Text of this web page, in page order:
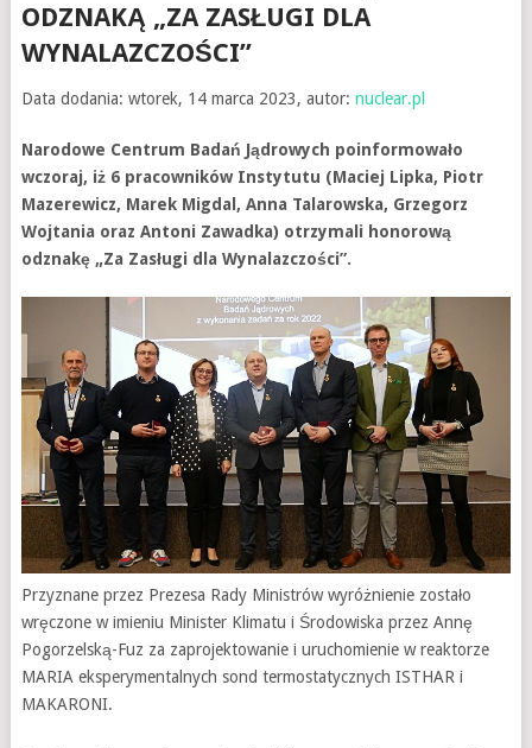
ODZNAKĄ „ZA ZASŁUGI DLA
WYNALAZCZOŚCI”
Data dodania: wtorek, 14 marca 2023, autor: nuclear.pl
Narodowe Centrum Badań Jądrowych poinformowało
wczoraj, iż 6 pracowników Instytutu (Maciej Lipka, Piotr
Mazerewicz, Marek Migdal, Anna Talarowska, Grzegorz
Wojtania oraz Antoni Zawadka) otrzymali honorową
odznakę „Za Zasługi dla Wynalazczości”.
Przyznane przez Prezesa Rady Ministrów wyróżnienie zostało
wręczone w imieniu Minister Klimatu i Środowiska przez Annę
Pogorzelską-Fuz za zaprojektowanie i uruchomienie w reaktorze
MARIA eksperymentalnych sond termostatycznych ISTHAR i
MAKARONI.